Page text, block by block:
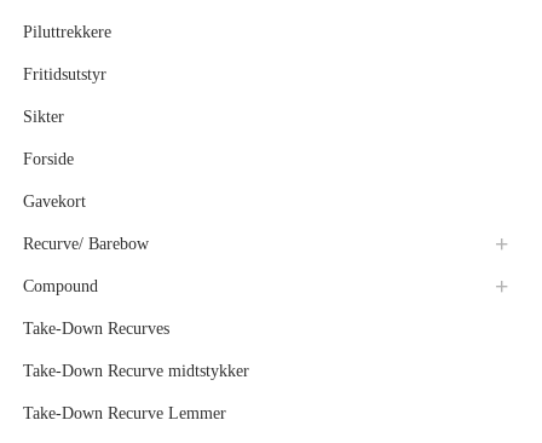
Piluttrekkere
Fritidsutstyr
Sikter
Forside
Gavekort
Recurve/ Barebow
Compound
Take-Down Recurves
Take-Down Recurve midtstykker
Take-Down Recurve Lemmer